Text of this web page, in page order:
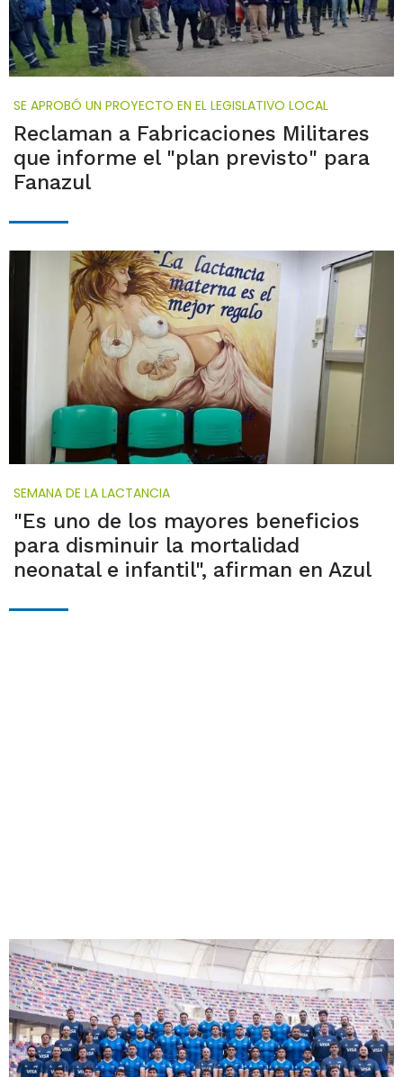
SE APROBÓ UN PROYECTO EN EL LEGISLATIVO LOCAL
Reclaman a Fabricaciones Militares
que informe el "plan previsto" para
Fanazul
SEMANA DE LA LACTANCIA
"Es uno de los mayores beneficios
para disminuir la mortalidad
neonatal e infantil", afirman en Azul